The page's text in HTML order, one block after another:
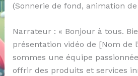
(Sonnerie de fond, animation de
Narrateur : « Bonjour à tous.
présentation vidéo de [Nom de
sommes une équipe
offrir des produits et services